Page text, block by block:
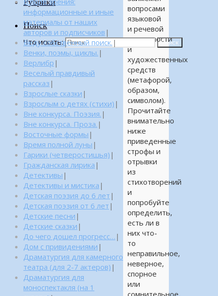
Поиск
Что искать: Поиск
вопросами
языковой
и речевой
грамотности
и
художественных
средств
(метафорой,
образом,
символом).
Прочитайте
внимательно
ниже
приведенные
строфы и
отрывки
из
стихотворений
и
попробуйте
определить,
есть ли в
них что-
то
неправильное,
неверное,
спорное
или
информационные и иные
материалы от наших
авторов и подписчиков |
Веду собственный поиск. |
Венки, поэмы, циклы. |
Верлибр |
Веселый правдивый
рассказ |
Взрослые сказки |
Взрослым о детях (стихи) |
Вне конкурса. Поэзия. |
Вне конкурса. Проза. |
Восточные формы |
Время полной луны |
Гарики (четверостишья) |
Гражданская лирика |
Детективы |
Детективы и мистика |
Детская поэзия до 6 лет |
Детская поэзия от 6 лет |
Детские песни |
Детские сказки |
До чего дошел прогресс… |
Дом с привидениями |
Драматургия для камерного
театра (для 2-7 актеров) |
Драматургия для
моноспектакля (на 1